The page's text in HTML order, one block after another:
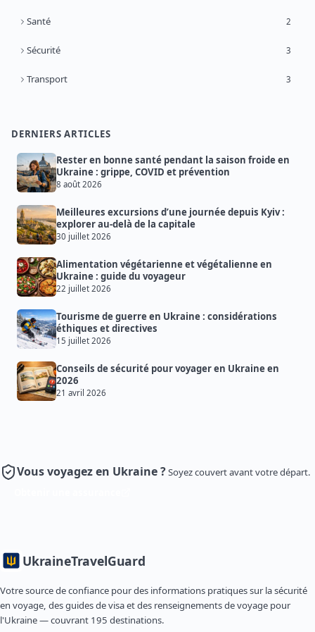
Santé 2
Sécurité 3
Transport 3
DERNIERS ARTICLES
Rester en bonne santé pendant la saison froide en
Ukraine : grippe, COVID et prévention
8 août 2026
Meilleures excursions d’une journée depuis Kyiv :
explorer au-delà de la capitale
30 juillet 2026
Alimentation végétarienne et végétalienne en
Ukraine : guide du voyageur
22 juillet 2026
Tourisme de guerre en Ukraine : considérations
éthiques et directives
15 juillet 2026
Conseils de sécurité pour voyager en Ukraine en
2026
21 avril 2026
Vous voyagez en Ukraine ?Soyez couvert avant votre départ.
UkraineTravelGuard
Votre source de confiance pour des informations pratiques sur la sécurité
en voyage, des guides de visa et des renseignements de voyage pour
l'Ukraine — couvrant 195 destinations.